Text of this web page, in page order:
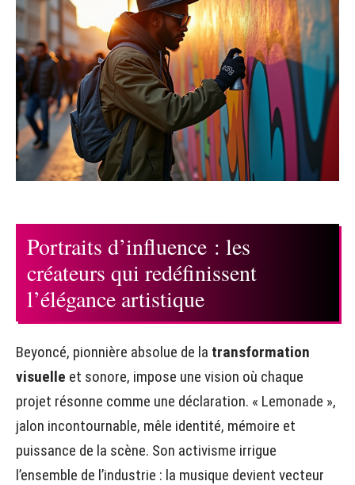
Portraits d’influence : les
créateurs qui redéfinissent
l’élégance artistique
Beyoncé, pionnière absolue de la transformation
visuelle et sonore, impose une vision où chaque
projet résonne comme une déclaration. « Lemonade »,
jalon incontournable, mêle identité, mémoire et
puissance de la scène. Son activisme irrigue
l’ensemble de l’industrie : la musique devient vecteur